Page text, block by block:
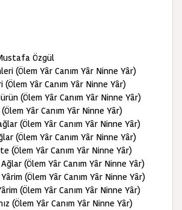
Özgül
(Ölem Yâr Canım Yâr Ninne Yâr)
Yâr Canım Yâr Ninne Yâr)
(Ölem Yâr Canım Yâr Ninne Yâr)
Yâr Canım Yâr Ninne Yâr)
(Ölem Yâr Canım Yâr Ninne Yâr)
(Ölem Yâr Canım Yâr Ninne Yâr)
(Ölem Yâr Canım Yâr Ninne Yâr)
(Ölem Yâr Canım Yâr Ninne Yâr)
(Ölem Yâr Canım Yâr Ninne Yâr)
(Ölem Yâr Canım Yâr Ninne Yâr)
(Ölem Yâr Canım Yâr Ninne Yâr)